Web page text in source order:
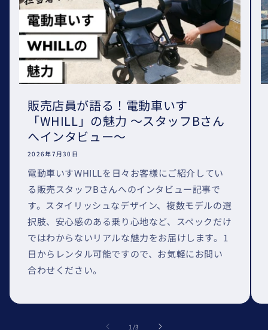
販売店員が語る！電動車いす
「WHILL」の魅力 〜スタッフBさん
へインタビュー〜
2026年7月30日
電動車いすWHILLを日々お客様にご紹介してい
る販売スタッフBさんへのインタビュー記事で
す。スタイリッシュなデザイン、複数モデルの選
択肢、安心感のある乗り心地など、スペックだけ
ではわからないリアルな魅力をお届けします。1
日からレンタル可能ですので、お気軽にお問い
合わせください。
1 /の
3